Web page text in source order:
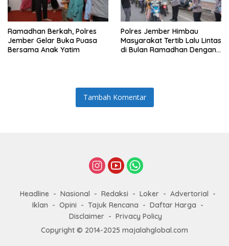
Ramadhan Berkah, Polres
Jember Gelar Buka Puasa
Bersama Anak Yatim
Polres Jember Himbau
Masyarakat Tertib Lalu Lintas
di Bulan Ramadhan Dengan
Tambah Komentar
Headline Nasional Redaksi Loker
Advertorial
Iklan
Opini Tajuk Rencana
Daftar Harga
Disclaimer
Privacy Policy
Copyright © 2014-2025 majalahglobal.com